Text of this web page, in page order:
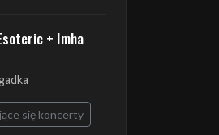
+ Imha